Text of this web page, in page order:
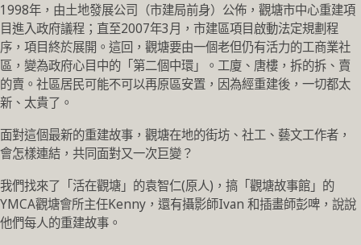
1998年，由土地發展公司（市建局前身）公佈，觀塘市中心重建項
目進入政府議程；直至2007年3月，市建區項目啟動法定規劃程
序，項目終於展開。這回，觀塘要由一個老但仍有活力的工商業社
區，變為政府心目中的「第二個中環」。工廈、唐樓，拆的拆、賣
的賣。社區居民可能不可以再原區安置，因為經重建後，一切都太
新、太貴了。
面對這個最新的重建故事，觀塘在地的街坊、社工、藝文工作者，
會怎樣連結，共同面對又一次巨變？
我們找來了「活在觀塘」的袁智仁(原人)，搞「觀塘故事館」的
YMCA觀塘會所主任Kenny，還有攝影師Ivan 和插畫師彭啤，說說
他們每人的重建故事。